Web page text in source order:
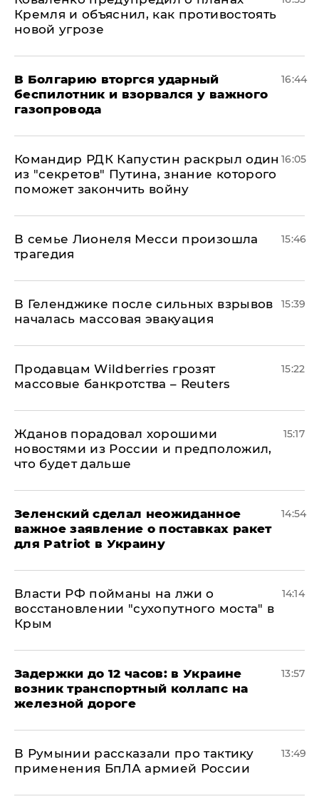
Кремля и объяснил, как противостоять
новой угрозе
В Болгарию вторгся ударный
беспилотник и взорвался у важного
газопровода
16:44
Командир РДК Капустин раскрыл один
из "секретов" Путина, знание которого
поможет закончить войну
16:05
В семье Лионеля Месси произошла
трагедия
15:46
В Геленджике после сильных взрывов
началась массовая эвакуация
15:39
Продавцам Wildberries грозят
массовые банкротства – Reuters
15:22
Жданов порадовал хорошими
новостями из России и предположил,
что будет дальше
15:17
Зеленский сделал неожиданное
важное заявление о поставках ракет
для Patriot в Украину
14:54
Власти РФ пойманы на лжи о
восстановлении "сухопутного моста" в
Крым
14:14
Задержки до 12 часов: в Украине
возник транспортный коллапс на
железной дороге
13:57
В Румынии рассказали про тактику
применения БпЛА армией России
13:49